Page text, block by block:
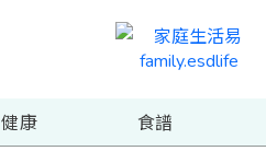
健康 食譜